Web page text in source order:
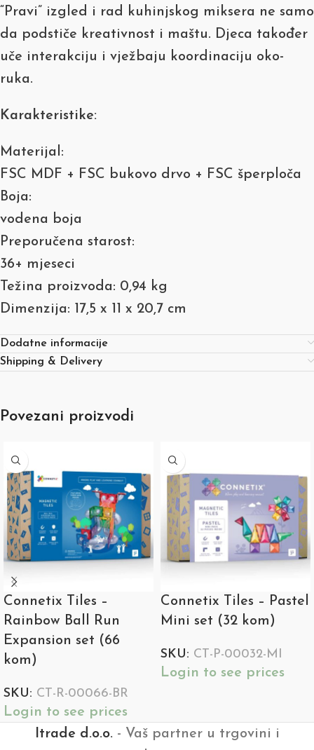
“Pravi” izgled i rad kuhinjskog miksera ne samo
da podstiče kreativnost i maštu. Djeca također
uče interakciju i vježbaju koordinaciju oko-
ruka.
Karakteristike:
Materijal:
FSC MDF + FSC bukovo drvo + FSC šperploča
Boja:
vodena boja
Preporučena starost:
36+ mjeseci
Težina proizvoda: 0,94 kg
Dimenzija: 17,5 x 11 x 20,7 cm
Dodatne informacije
Shipping & Delivery
Povezani proizvodi
Connetix Tiles –
Rainbow Ball Run
Expansion set (66
kom)
SKU: CT-R-00066-BR
Login to see prices
Connetix Tiles – Pastel
Mini set (32 kom)
SKU: CT-P-00032-MI
Login to see prices
Itrade d.o.o.- Vaš partner u trgovini i